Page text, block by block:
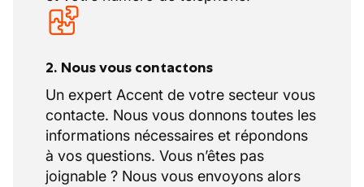
2. Nous vous contactons
Un expert Accent de votre secteur vous
contacte. Nous vous donnons toutes les
informations nécessaires et répondons
à vos questions. Vous n’êtes pas
joignable ? Nous vous envoyons alors